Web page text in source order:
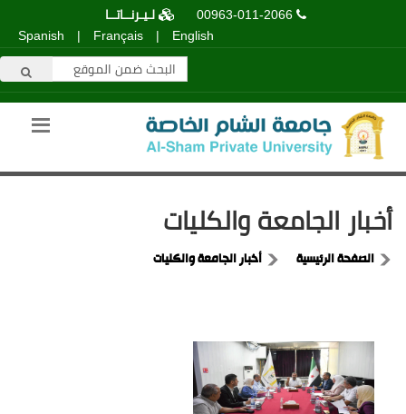
00963-011-2066
لـيـرنــاتــا
English
|
Français
|
Spanish
أخبار الجامعة والكليات
الصفحة الرئيسية أخبار الجامعة والكليات